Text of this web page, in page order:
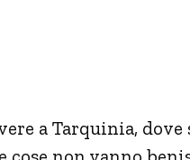
a Tarquinia,